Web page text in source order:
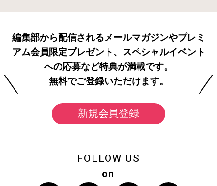
編集部から配信されるメールマガジンやプレミ
アム会員限定プレゼント、スペシャルイベント
への応募など特典が満載です。
無料でご登録いただけます。
新規会員登録
FOLLOW US
on